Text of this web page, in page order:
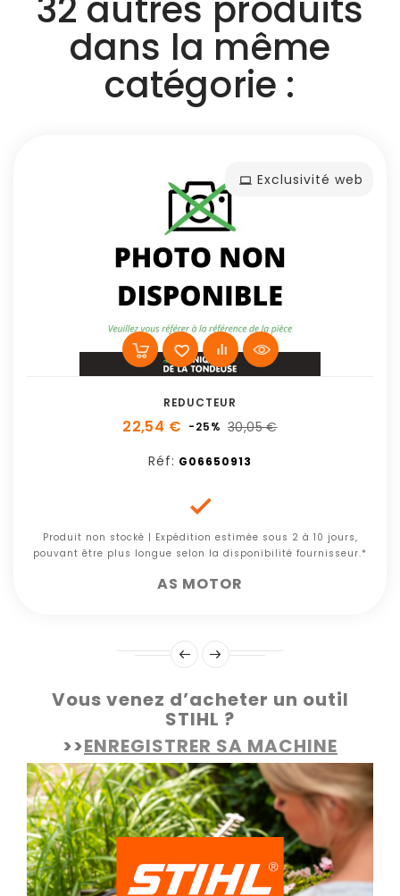
dans la même
catégorie :
Exclusivité web
REDUCTEUR
22,54 € -25% 30,05 €
Réf: G06650913

Produit non stocké | Expédition estimée sous 2 à 10 jours,
pouvant être plus longue selon la disponibilité fournisseur.*
AS MOTOR
Vous venez d’acheter un outil
STIHL ?
>>ENREGISTRER SA MACHINE